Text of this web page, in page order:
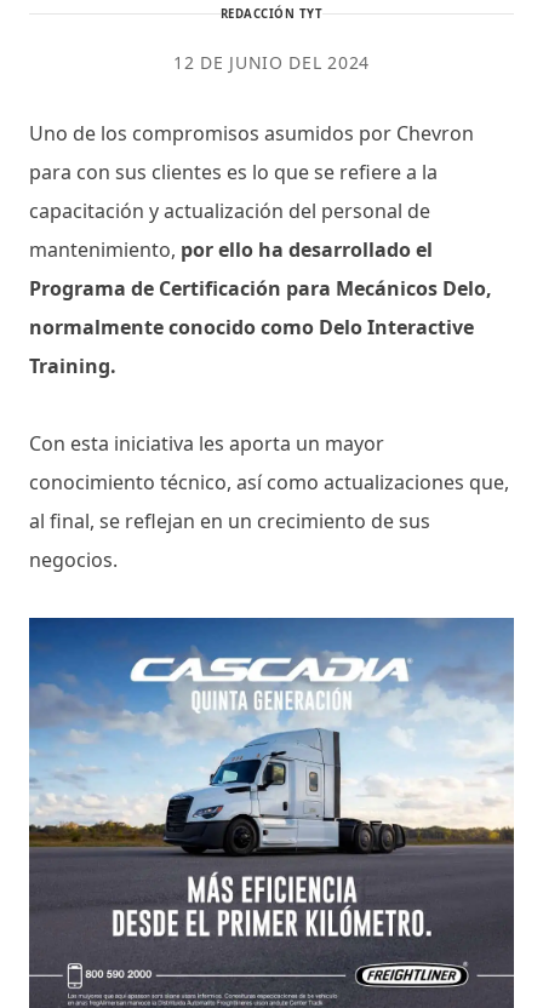
REDACCIÓN TYT
12 DE JUNIO DEL 2024
Uno de los compromisos asumidos por Chevron
para con sus clientes es lo que se refiere a la
capacitación y actualización del personal de
mantenimiento, por ello ha desarrollado el
Programa de Certificación para Mecánicos Delo,
normalmente conocido como Delo Interactive
Training.
Con esta iniciativa les aporta un mayor
conocimiento técnico, así como actualizaciones que,
al final, se reflejan en un crecimiento de sus
negocios.